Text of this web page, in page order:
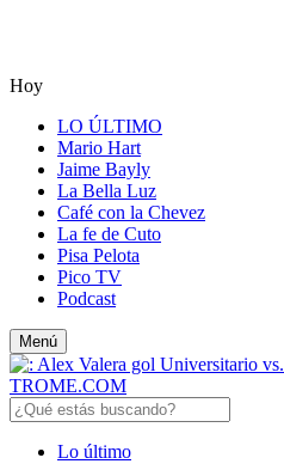
Hoy
LO ÚLTIMO
Mario Hart
Jaime Bayly
La Bella Luz
Café con la Chevez
La fe de Cuto
Pisa Pelota
Pico TV
Podcast
Menú
Lo último